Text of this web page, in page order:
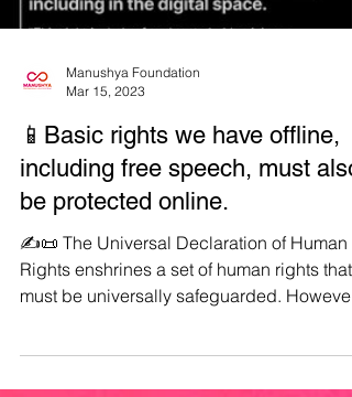
Manushya Foundation
Mar 15, 2023
📱Basic rights we have offline,
including free speech, must also
be protected online.
✍️📜 The Universal Declaration of Human
Rights enshrines a set of human rights that
must be universally safeguarded. However,